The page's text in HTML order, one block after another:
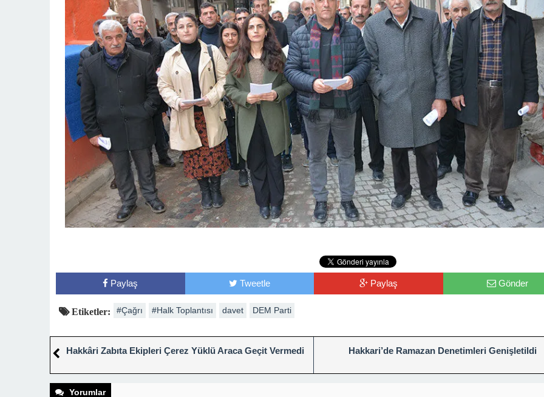
Paylaş Tweetle Paylaş Gönder
Etiketler: #Çağrı #Halk Toplantısı davet DEM Parti
Hakkâri Zabıta Ekipleri Çerez Yüklü Araca Geçit Vermedi Hakkari’de Ramazan Denetimleri Genişletildi
Yorumlar